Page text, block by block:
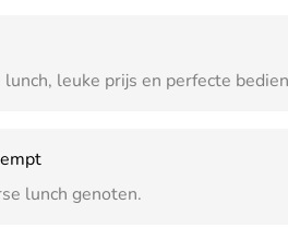
leuke prijs en perfecte
lunch genoten.